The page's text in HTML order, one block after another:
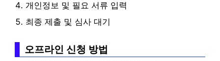
개인정보 및 필요 서류 입력
최종 제출 및 심사 대기
오프라인 신청 방법